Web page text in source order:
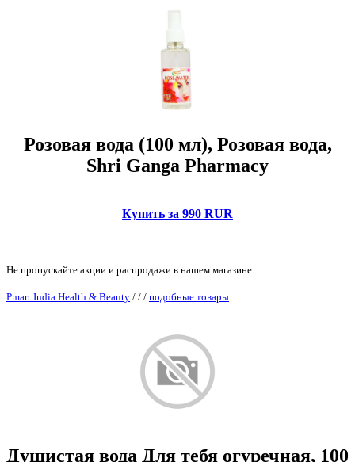
Розовая вода (100 мл), Розовая вода,
Shri Ganga Pharmacy
Купить за 990 RUR
Не пропускайте акции и распродажи в нашем магазине.
Pmart India Health & Beauty / / / подобные товары
Душистая вода Для тебя огуречная, 100